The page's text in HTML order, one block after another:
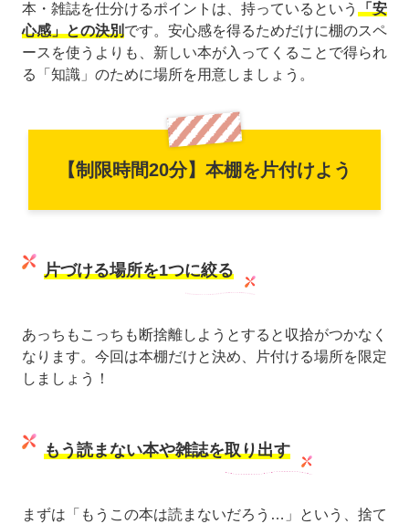
本・雑誌を仕分けるポイントは、持っているという 「安
心感」との決別です。安心感を得るためだけに棚のスペ
ースを使うよりも、新しい本が入ってくることで得られ
る「知識」のために場所を用意しましょう。
【制限時間20分】本棚を片付けよう
片づける場所を1つに絞る
あっちもこっちも断捨離しようとすると収拾がつかなく
なります。今回は本棚だけと決め、片付ける場所を限定
しましょう！
もう読まない本や雑誌を取り出す
まずは「もうこの本は読まないだろう…」という、捨て